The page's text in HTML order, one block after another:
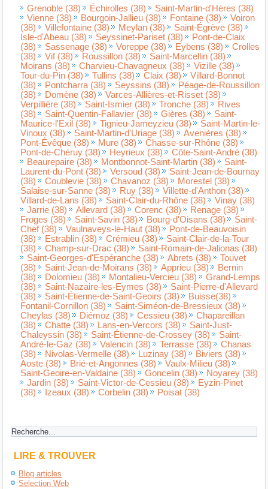
Grenoble (38)
Échirolles (38)
Saint-Martin-d'Hères (38)
Vienne (38)
Bourgoin-Jallieu (38) Fontaine (38)
Voiron
(38)
Villefontaine (38) Meylan (38)
Saint-Égrève (38)
Isle-d'Abeau (38)
Seyssinet-Pariset (38)
Pont-de-Claix
(38)
Sassenage (38) Voreppe (38) Eybens (38)
Crolles
(38)
Vif (38) Roussillon (38)
Saint-Marcellin (38)
Moirans (38)
Charvieu-Chavagneux (38)
Vizille (38)
Tour-du-Pin (38)
Tullins (38) Claix (38)
Villard-Bonnot
(38)
Pontcharra (38) Seyssins (38)
Péage-de-Roussillon
(38)
Domène (38)
Varces-Allières-et-Risset (38)
Verpillière (38)
Saint-Ismier (38) Tronche (38)
Rives
(38)
Saint-Quentin-Fallavier (38) Gières (38)
Saint-
Maurice-l'Exil (38)
Tignieu-Jameyzieu (38)
Saint-Martin-le-
Vinoux (38)
Saint-Martin-d'Uriage (38)
Avenières (38)
Pont-Évêque (38)
Mure (38)
Chasse-sur-Rhône (38)
Pont-de-Chéruy (38)
Heyrieux (38)
Côte-Saint-André (38)
Beaurepaire (38)
Montbonnot-Saint-Martin (38)
Saint-
Laurent-du-Pont (38)
Versoud (38)
Saint-Jean-de-Bournay
(38)
Coublevie (38) Chavanoz (38)
Morestel (38)
Salaise-sur-Sanne (38)
Ruy (38)
Villette-d'Anthon (38)
Villard-de-Lans (38)
Saint-Clair-du-Rhône (38)
Vinay (38)
Jarrie (38)
Allevard (38) Corenc (38)
Renage (38)
Froges (38)
Saint-Savin (38) Bourg-d'Oisans (38)
Saint-
Chef (38)
Vaulnaveys-le-Haut (38)
Pont-de-Beauvoisin
(38)
Estrablin (38) Crémieu (38)
Saint-Clair-de-la-Tour
(38)
Champ-sur-Drac (38)
Saint-Romain-de-Jalionas (38)
Saint-Georges-d'Espéranche (38)
Abrets (38)
Touvet
(38)
Saint-Jean-de-Moirans (38) Apprieu (38)
Bernin
(38)
Dolomieu (38) Montalieu-Vercieu (38)
Grand-Lemps
(38)
Saint-Nazaire-les-Eymes (38)
Saint-Pierre-d'Allevard
(38)
Saint-Étienne-de-Saint-Geoirs (38)
Buisse(38)
Fontanil-Cornillon (38)
Saint-Siméon-de-Bressieux (38)
Cheylas (38)
Diémoz (38) Cessieu (38)
Chapareillan
(38)
Chatte (38) Lans-en-Vercors (38)
Saint-Just-
Chaleyssin (38)
Saint-Étienne-de-Crossey (38)
Saint-
André-le-Gaz (38)
Valencin (38) Terrasse (38)
Chanas
(38)
Nivolas-Vermelle (38) Luzinay (38)
Biviers (38)
Aoste (38)
Brié-et-Angonnes (38)
Vaulx-Milieu (38)
Saint-Geoire-en-Valdaine (38)
Goncelin (38)
Noyarey (38)
Jardin (38)
Saint-Victor-de-Cessieu (38)
Eyzin-Pinet
(38)
Izeaux (38) Corbelin (38) Poisat (38)
LIRE & TROUVER
Blog articles
Selection Web